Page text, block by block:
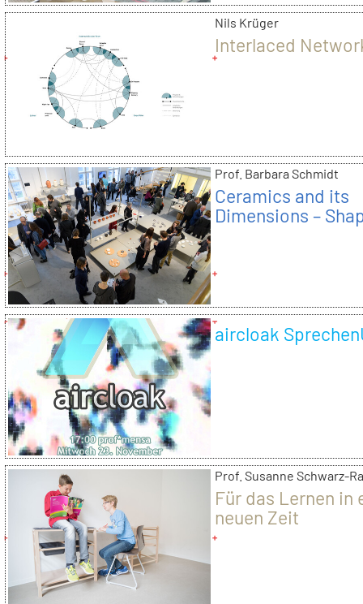
Nils Krüger
Interlaced
Prof. Barbara Schmidt
Ceramics and its
Dimensions –
aircloak
Prof. Susanne Schwarz-
Für das Lernen in
neuen Zeit